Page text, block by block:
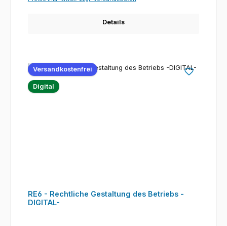
Details
Versandkostenfrei
Digital
RE6 - Rechtliche Gestaltung des Betriebs -
DIGITAL-